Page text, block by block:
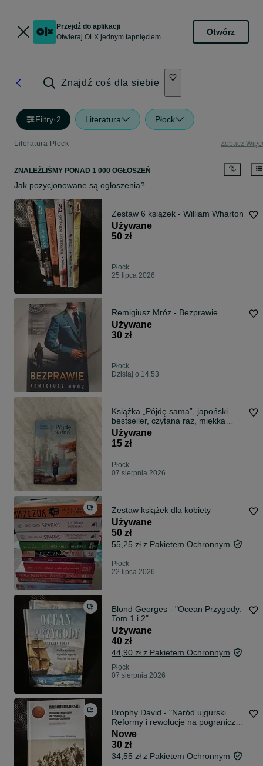
Przejdź do aplikacji
Otwieraj OLX jednym tapnięciem
Otwórz
Znajdź coś dla siebie
Filtry·2 Literatura Płock
Literatura Płock Zobacz
ZNALEŹLIŚMY PONAD 1 000 OGŁOSZEŃ
Jak pozycjonowane są ogłoszenia?
Zestaw 6 książek - William Wharton
Używane
50 zł
Płock
25 lipca 2026
Remigiusz Mróz - Bezprawie
Używane
30 zł
Płock
Dzisiaj o 14:53
Książka „Pójdę sama”, japoński
bestseller, czytana raz, miękka
oprawa.
Używane
15 zł
Płock
07 sierpnia 2026
Zestaw książek dla kobiety
Używane
50 zł
55,25 zł z Pakietem Ochronnym
Płock
22 lipca 2026
Blond Georges - "Ocean Przygody.
Tom 1 i 2"
Używane
40 zł
44,90 zł z Pakietem Ochronnym
Płock
07 sierpnia 2026
Brophy David - "Naród ujgurski.
Reformy i rewolucje na pograniczu
rosyjsko-chińskim"
Nowe
30 zł
34,55 zł z Pakietem Ochronnym